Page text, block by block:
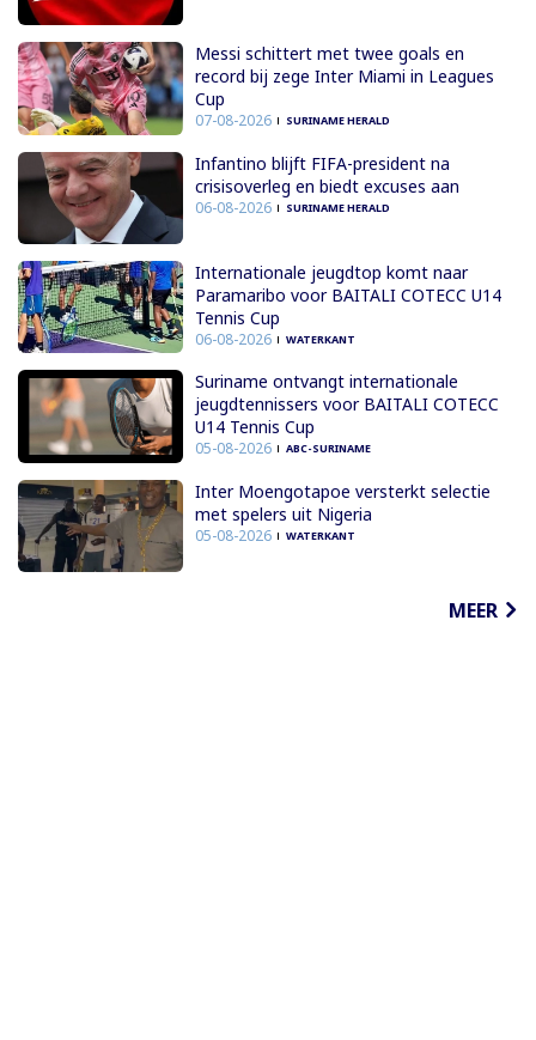
Messi schittert met twee goals en
record bij zege Inter Miami in Leagues
Cup
07-08-2026 SURINAME HERALD
Infantino blijft FIFA-president na
crisisoverleg en biedt excuses aan
06-08-2026 SURINAME HERALD
Internationale jeugdtop komt naar
Paramaribo voor BAITALI COTECC U14
Tennis Cup
06-08-2026 WATERKANT
Suriname ontvangt internationale
jeugdtennissers voor BAITALI COTECC
U14 Tennis Cup
05-08-2026 ABC-SURINAME
Inter Moengotapoe versterkt selectie
met spelers uit Nigeria
05-08-2026 WATERKANT
MEER